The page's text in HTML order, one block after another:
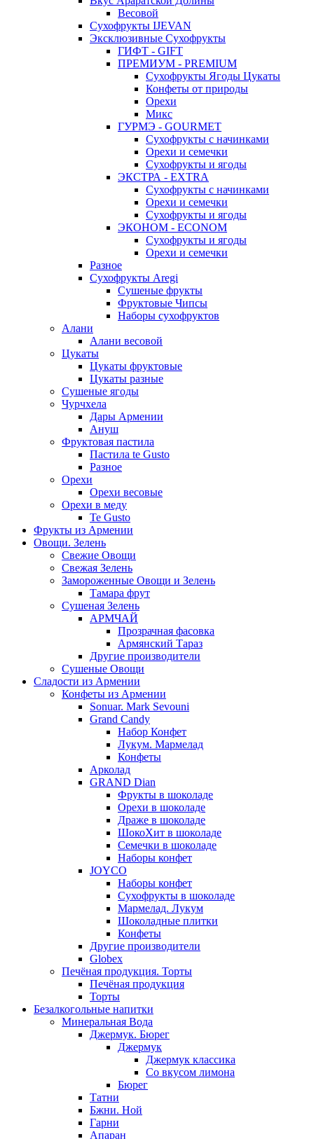
Весовой
Сухофрукты IJEVAN
Эксклюзивные Сухофрукты
ГИФТ - GIFT
ПРЕМИУМ - PREMIUM
Сухофрукты Ягоды Цукаты
Конфеты от природы
Орехи
Микс
ГУРМЭ - GOURMET
Сухофрукты с начинками
Орехи и семечки
Сухофрукты и ягоды
ЭКСТРА - EXTRA
Сухофрукты с начинками
Орехи и семечки
Сухофрукты и ягоды
ЭКОНОМ - ECONOM
Сухофрукты и ягоды
Орехи и семечки
Разное
Сухофрукты Aregi
Сушеные фрукты
Фруктовые Чипсы
Наборы сухофруктов
Алани
Алани весовой
Цукаты
Цукаты фруктовые
Цукаты разные
Сушеные ягоды
Чурчхела
Дары Армении
Ануш
Фруктовая пастила
Пастила te Gusto
Разное
Орехи
Орехи весовые
Орехи в меду
Te Gusto
Фрукты из Армении
Овощи. Зелень
Свежие Овощи
Свежая Зелень
Замороженные Овощи и Зелень
Тамара фрут
Сушеная Зелень
АРМЧАЙ
Прозрачная фасовка
Армянский Тараз
Другие производители
Сушеные Овощи
Сладости из Армении
Конфеты из Армении
Sonuar. Mark Sevouni
Grand Candy
Набор Конфет
Лукум. Мармелад
Конфеты
Арколад
GRAND Dian
Фрукты в шоколаде
Орехи в шоколаде
Драже в шоколаде
ШокоХит в шоколаде
Семечки в шоколаде
Наборы конфет
JOYCO
Наборы конфет
Сухофрукты в шоколаде
Мармелад. Лукум
Шоколадные плитки
Конфеты
Другие производители
Globex
Печёная продукция. Торты
Печёная продукция
Торты
Безалкогольные напитки
Минеральная Вода
Джермук. Бюрег
Джермук
Джермук классика
Со вкусом лимона
Бюрег
Татни
Бжни. Ной
Гарни
Апаран